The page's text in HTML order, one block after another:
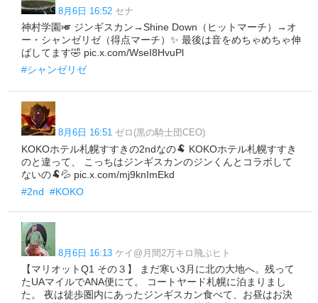
8月6日 16:52 セナ
神村学園🎺 ジンギスカン→Shine Down（ヒットマーチ）→オ
ー・シャンゼリゼ（得点マーチ）✨ 最後は音をめちゃめちゃ伸
ばしてます🤣 pic.x.com/WseI8HvuPl
#シャンゼリゼ
8月6日 16:51 ゼロ(黒の騎士団CEO)
KOKOホテル札幌すすきの2ndなの🐏 KOKOホテル札幌すすき
のと違って、 こっちはジンギスカンのジンくんとコラボして
ないの🐏💦 pic.x.com/mj9knImEkd
#2nd #KOKO
8月6日 16:13 ケイ@月間2万キロ飛ぶヒト
【マリオットQ1 その３】 まだ寒い3月に北の大地へ。残って
たUAマイルでANA便にて。 コートヤード札幌に泊まりまし
た。 夜は徒歩圏内にあったジンギスカン食べて、お昼はお決